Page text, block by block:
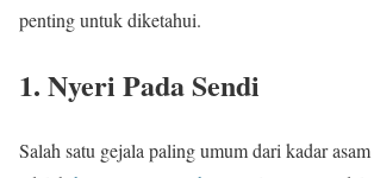
penting untuk diketahui.
1. Nyeri Pada Sendi
Salah satu gejala paling umum dari kadar